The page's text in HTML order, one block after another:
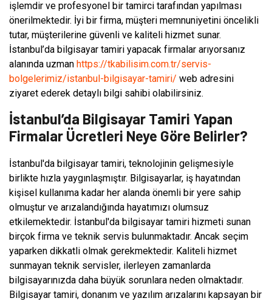
işlemdir ve profesyonel bir tamirci tarafından yapılması
önerilmektedir. İyi bir firma, müşteri memnuniyetini öncelikli
tutar, müşterilerine güvenli ve kaliteli hizmet sunar.
İstanbul’da bilgisayar tamiri yapacak firmalar arıyorsanız
alanında uzman https://tkabilisim.com.tr/servis-
bolgelerimiz/istanbul-bilgisayar-tamiri/ web adresini
ziyaret ederek detaylı bilgi sahibi olabilirsiniz.
İstanbul’da Bilgisayar Tamiri Yapan
Firmalar Ücretleri Neye Göre Belirler?
İstanbul'da bilgisayar tamiri, teknolojinin gelişmesiyle
birlikte hızla yaygınlaşmıştır. Bilgisayarlar, iş hayatından
kişisel kullanıma kadar her alanda önemli bir yere sahip
olmuştur ve arızalandığında hayatımızı olumsuz
etkilemektedir. İstanbul'da bilgisayar tamiri hizmeti sunan
birçok firma ve teknik servis bulunmaktadır. Ancak seçim
yaparken dikkatli olmak gerekmektedir. Kaliteli hizmet
sunmayan teknik servisler, ilerleyen zamanlarda
bilgisayarınızda daha büyük sorunlara neden olmaktadır.
Bilgisayar tamiri, donanım ve yazılım arızalarını kapsayan bir